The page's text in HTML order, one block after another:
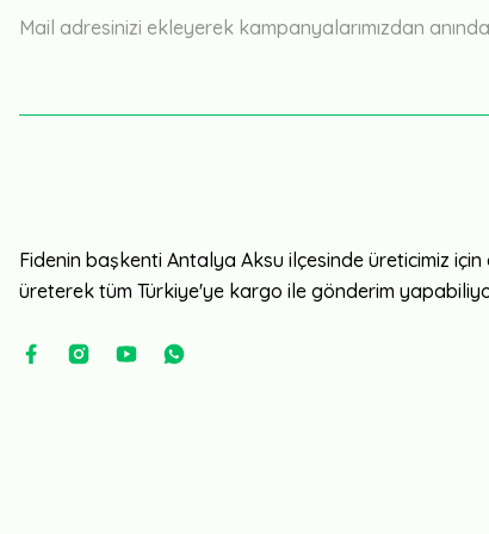
Mail adresinizi ekleyerek kampanyalarımızdan
Fidenin başkenti Antalya Aksu ilçesinde üreticimiz
üreterek tüm Türkiye'ye kargo ile gönderim